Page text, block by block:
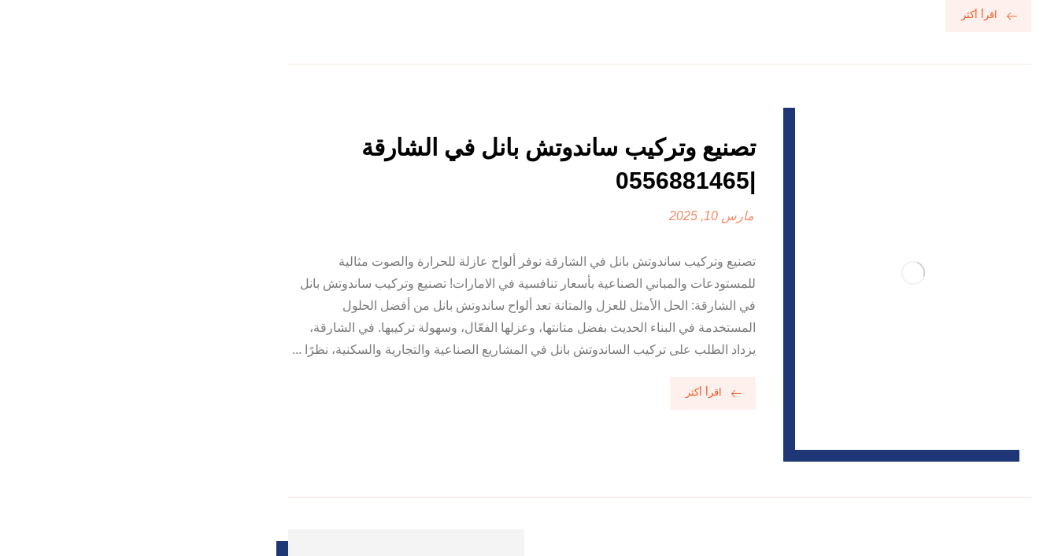
اقرأ أكثر
تصنيع وتركيب ساندوتش بانل في الشارقة
|0556881465
مارس 10, 2025
تصنيع وتركيب ساندوتش بانل في الشارقة نوفر ألواح عازلة للحرارة والصوت مثالية
للمستودعات والمباني الصناعية بأسعار تنافسية في الامارات! تصنيع وتركيب ساندوتش بانل
في الشارقة: الحل الأمثل للعزل والمتانة تعد ألواح ساندوتش بانل من أفضل الحلول
المستخدمة في البناء الحديث بفضل متانتها، وعزلها الفعّال، وسهولة تركيبها. في الشارقة،
يزداد الطلب على تركيب الساندوتش بانل في المشاريع الصناعية والتجارية والسكنية، نظرًا ...
اقرأ أكثر